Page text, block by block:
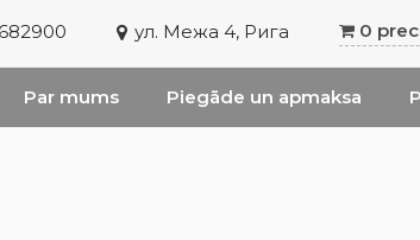
ул. Межа 4, Рига 0
Par mums Piegāde un apmaksa